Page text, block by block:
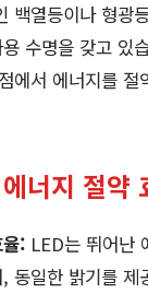
백열등이나 형광
수명을 갖고 있
에서 에너지를 절
너지 절약
: LED는 뛰어난
동일한 밝기를 제